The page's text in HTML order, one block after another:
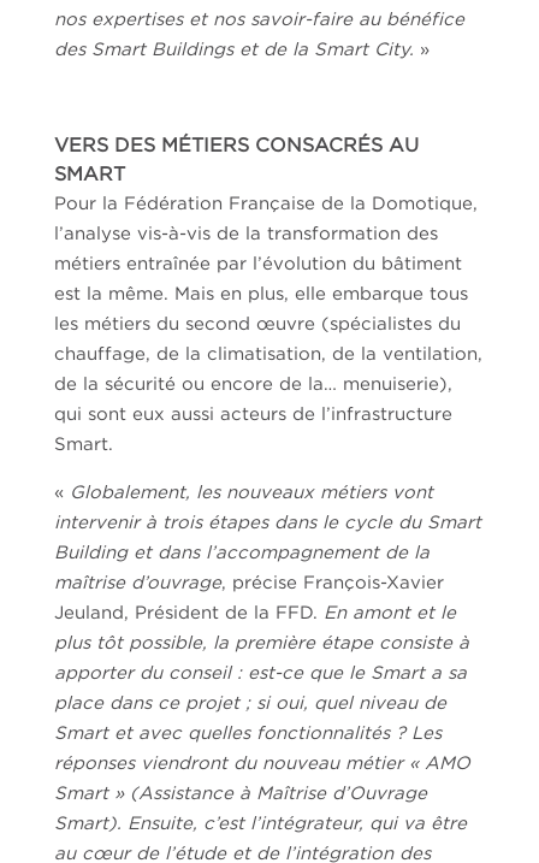
nos expertises et nos savoir-faire au bénéfice
des Smart Buildings et de la Smart City. »
VERS DES MÉTIERS CONSACRÉS AU
SMART
Pour la Fédération Française de la Domotique,
l’analyse vis-à-vis de la transformation des
métiers entraînée par l’évolution du bâtiment
est la même. Mais en plus, elle embarque tous
les métiers du second œuvre (spécialistes du
chauffage, de la climatisation, de la ventilation,
de la sécurité ou encore de la… menuiserie),
qui sont eux aussi acteurs de l’infrastructure
Smart.
« Globalement, les nouveaux métiers vont
intervenir à trois étapes dans le cycle du Smart
Building et dans l’accompagnement de la
maîtrise d’ouvrage, précise François-Xavier
Jeuland, Président de la FFD. En amont et le
plus tôt possible, la première étape consiste à
apporter du conseil : est-ce que le Smart a sa
place dans ce projet ; si oui, quel niveau de
Smart et avec quelles fonctionnalités ? Les
réponses viendront du nouveau métier « AMO
Smart » (Assistance à Maîtrise d’Ouvrage
Smart). Ensuite, c’est l’intégrateur, qui va être
au cœur de l’étude et de l’intégration des